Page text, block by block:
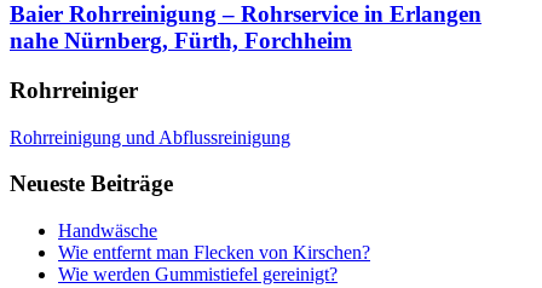
Baier Rohrreinigung – Rohrservice in Erlangen
nahe Nürnberg, Fürth, Forchheim
Rohrreiniger
Rohrreinigung und Abflussreinigung
Neueste Beiträge
Handwäsche
Wie entfernt man Flecken von Kirschen?
Wie werden Gummistiefel gereinigt?